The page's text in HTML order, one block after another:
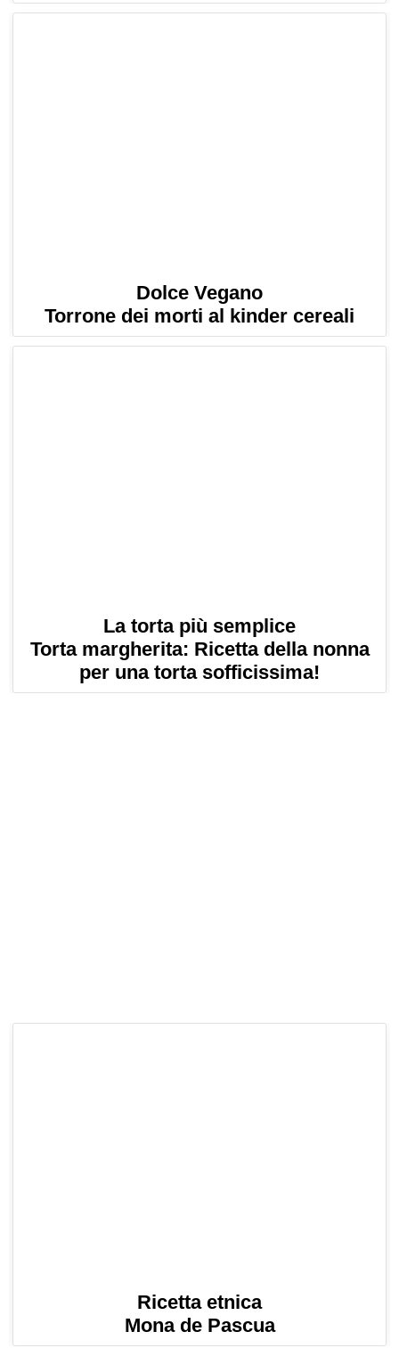
Dolce Vegano
Torrone dei morti al kinder cereali
La torta più semplice
Torta margherita: Ricetta della nonna
per una torta sofficissima!
Ricetta etnica
Mona de Pascua